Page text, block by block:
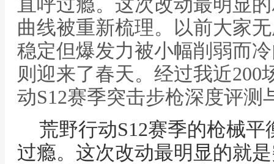
曲线被重新梳理。以前大家
稳定但爆发力被小幅削弱而
则迎来了春天。经过我近200
动S12赛季突击步枪深度评测
荒野行动S12赛季的枪械
过瘾。这次改动最明显的就